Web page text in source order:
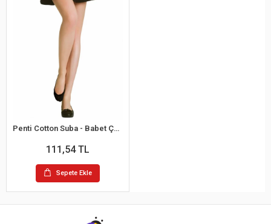
Penti Cotton Suba - Babet Çorap
111,54 TL
Sepete Ekle